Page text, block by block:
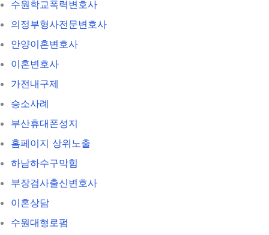
수원학교폭력변호사
의정부형사전문변호사
안양이혼변호사
이혼변호사
가전내구제
승소사례
부산휴대폰성지
홈페이지 상위노출
하남하수구막힘
부장검사출신변호사
이혼상담
수원대형로펌